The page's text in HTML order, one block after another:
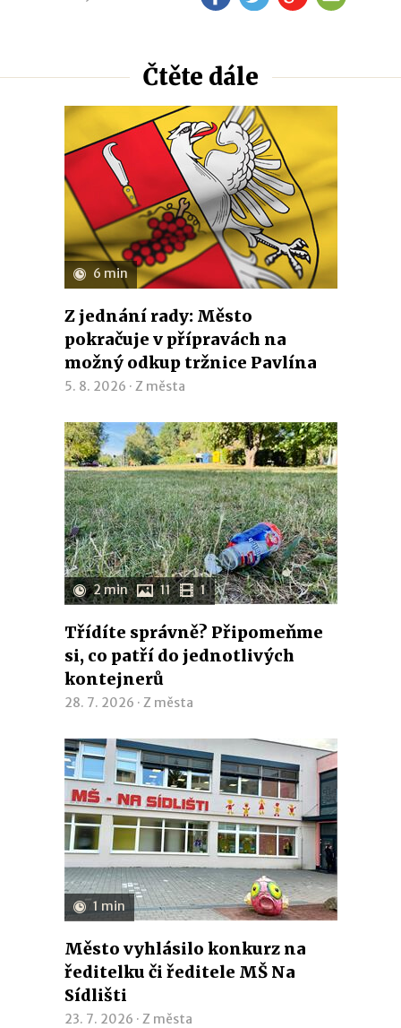
Čtěte dále
6 min
Z jednání rady: Město
pokračuje v přípravách na
možný odkup tržnice Pavlína
5. 8. 2026 · Z města
2 min 11 1
Třídíte správně? Připomeňme
si, co patří do jednotlivých
kontejnerů
28. 7. 2026 · Z města
1 min
Město vyhlásilo konkurz na
ředitelku či ředitele MŠ Na
Sídlišti
23. 7. 2026 · Z města